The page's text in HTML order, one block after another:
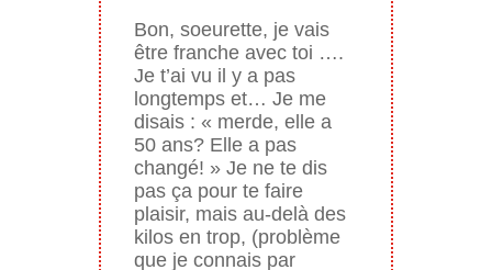
Bon, soeurette, je vais
être franche avec toi ….
Je t’ai vu il y a pas
longtemps et… Je me
disais : « merde, elle a
50 ans? Elle a pas
changé! » Je ne te dis
pas ça pour te faire
plaisir, mais au-delà des
kilos en trop, (problème
que je connais par